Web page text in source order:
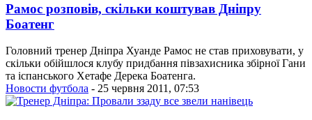
Рамос розповів, скільки коштував Дніпру
Боатенг
Головний тренер Дніпра Хуанде Рамос не став приховувати, у
скільки обійшлося клубу придбання півзахисника збірної Гани
та іспанського Хетафе Дерека Боатенга.
Новости футбола - 25 червня 2011, 07:53